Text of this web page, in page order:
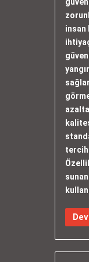
insan
tercih